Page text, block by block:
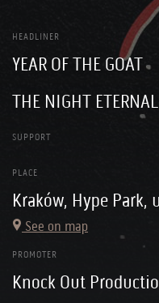
HEADLINER
YEAR OF THE GOAT
THE NIGHT ETERNAL
SUPPORT
PLACE
Kraków, Hype Park,
See on map
PROMOTER
Knock Out